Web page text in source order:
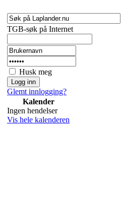
TGB-søk på Internet
Husk meg
Glemt innlogging?
Kalender
Ingen hendelser
Vis hele kalenderen